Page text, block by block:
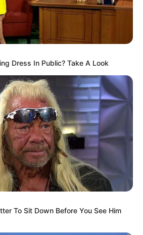
Dress In Public? Take A Look
To Sit Down Before You See Him